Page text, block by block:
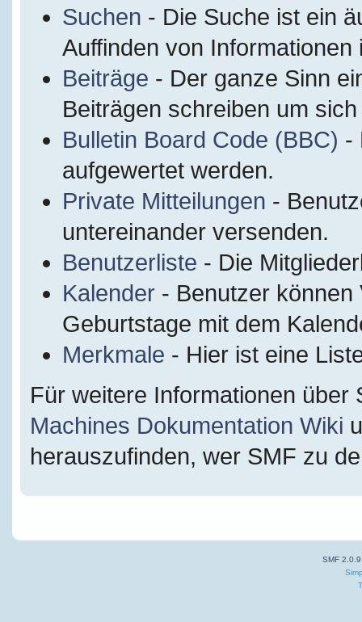
Suchen - Die Suche ist ein
Auffinden von
Beiträge - Der ganze Sinn
Beiträgen schreiben um
Bulletin Board Code (BBC) -
aufgewertet werden.
Private Mitteilungen -
untereinander versenden.
Benutzerliste - Die
Kalender - Benutzer können
Geburtstage mit dem
Merkmale - Hier ist eine
Für weitere Informationen
Machines Dokumentation Wiki
herauszufinden, wer SMF zu
SMF 2.0.9